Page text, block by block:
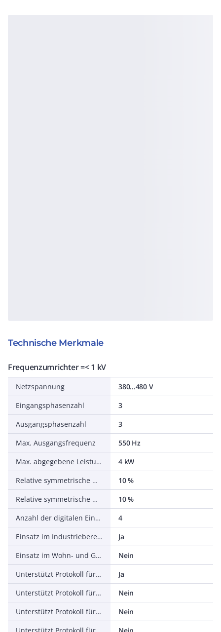
Technische Merkmale
Frequenzumrichter =< 1 kV
Netzspannung
380...480 V
Eingangsphasenzahl
3
Ausgangsphasenzahl
3
Max. Ausgangsfrequenz
550 Hz
Max. abgegebene Leistung bei linearer Belastung bei Bemessungsausgangsspannung
4 kW
Relative symmetrische Netzfrequenztoleranz
10 %
Relative symmetrische Netzspannungstoleranz
10 %
Anzahl der digitalen Eingänge
4
Einsatz im Industriebereich zulässig
Ja
Einsatz im Wohn- und Gewerbebereich zulässig
Nein
Unterstützt Protokoll für TCP/IP
Ja
Unterstützt Protokoll für PROFIBUS
Nein
Unterstützt Protokoll für CAN
Nein